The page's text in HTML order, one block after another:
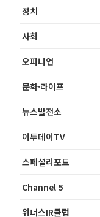
정치
사회
오피니언
문화·라이프
뉴스발전소
이투데이TV
스페셜리포트
Channel 5
위너스IR클럽